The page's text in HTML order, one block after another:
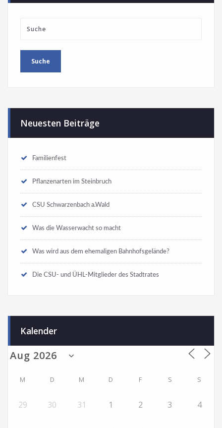
Neuesten Beiträge
Familienfest
Pflanzenarten im Steinbruch
CSU Schwarzenbach a.Wald
Was die Wasserwacht so macht
Was wird aus dem ehemaligen Bahnhofsgelände?
Die CSU- und ÜHL-Mitglieder des Stadtrates
Kalender
M D M D F S S
29 30 31 1 2 3 4